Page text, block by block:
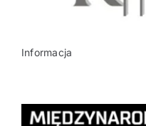
Informacja